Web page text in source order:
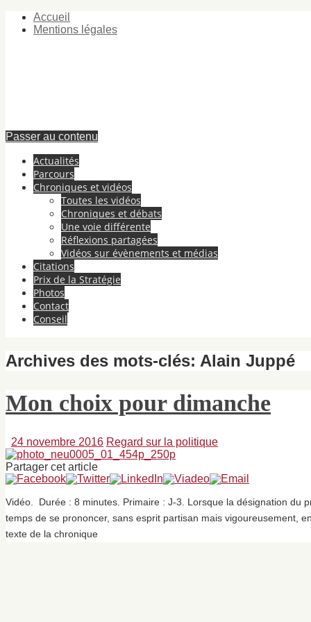
Accueil
Mentions légales
Passer au contenu
Actualités
Parcours
Chroniques et vidéos
Toutes les vidéos
Chroniques et débats
Une voie différente
Réflexions partagées
Vidéos sur évènements et médias
Citations
Prix de la Stratégie
Photos
Contact
Conseil
Archives des mots-clés: Alain Juppé
Mon choix pour dimanche
24 novembre 2016 Regard sur la politique
Partager cet article
Vidéo. Durée : 8 minutes. Primaire : J-3. Lorsque la désignation du
temps de se prononcer, sans esprit partisan mais
texte de la chronique